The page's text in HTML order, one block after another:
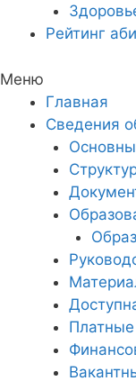
Рейтинг
Меню
Главная
Сведения
Платные